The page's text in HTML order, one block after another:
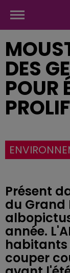
DES
POUR
Présent
du Grand
année.
habitants
couper